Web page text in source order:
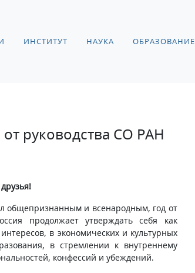
ИНСТИТУТ НАУКА ОБРАЗОВАНИЕ
руководства СО РАН
общепризнанным и всенародным, год от
продолжает утверждать себя как
в экономических и культурных
в стремлении к внутреннему
конфессий и убеждений.